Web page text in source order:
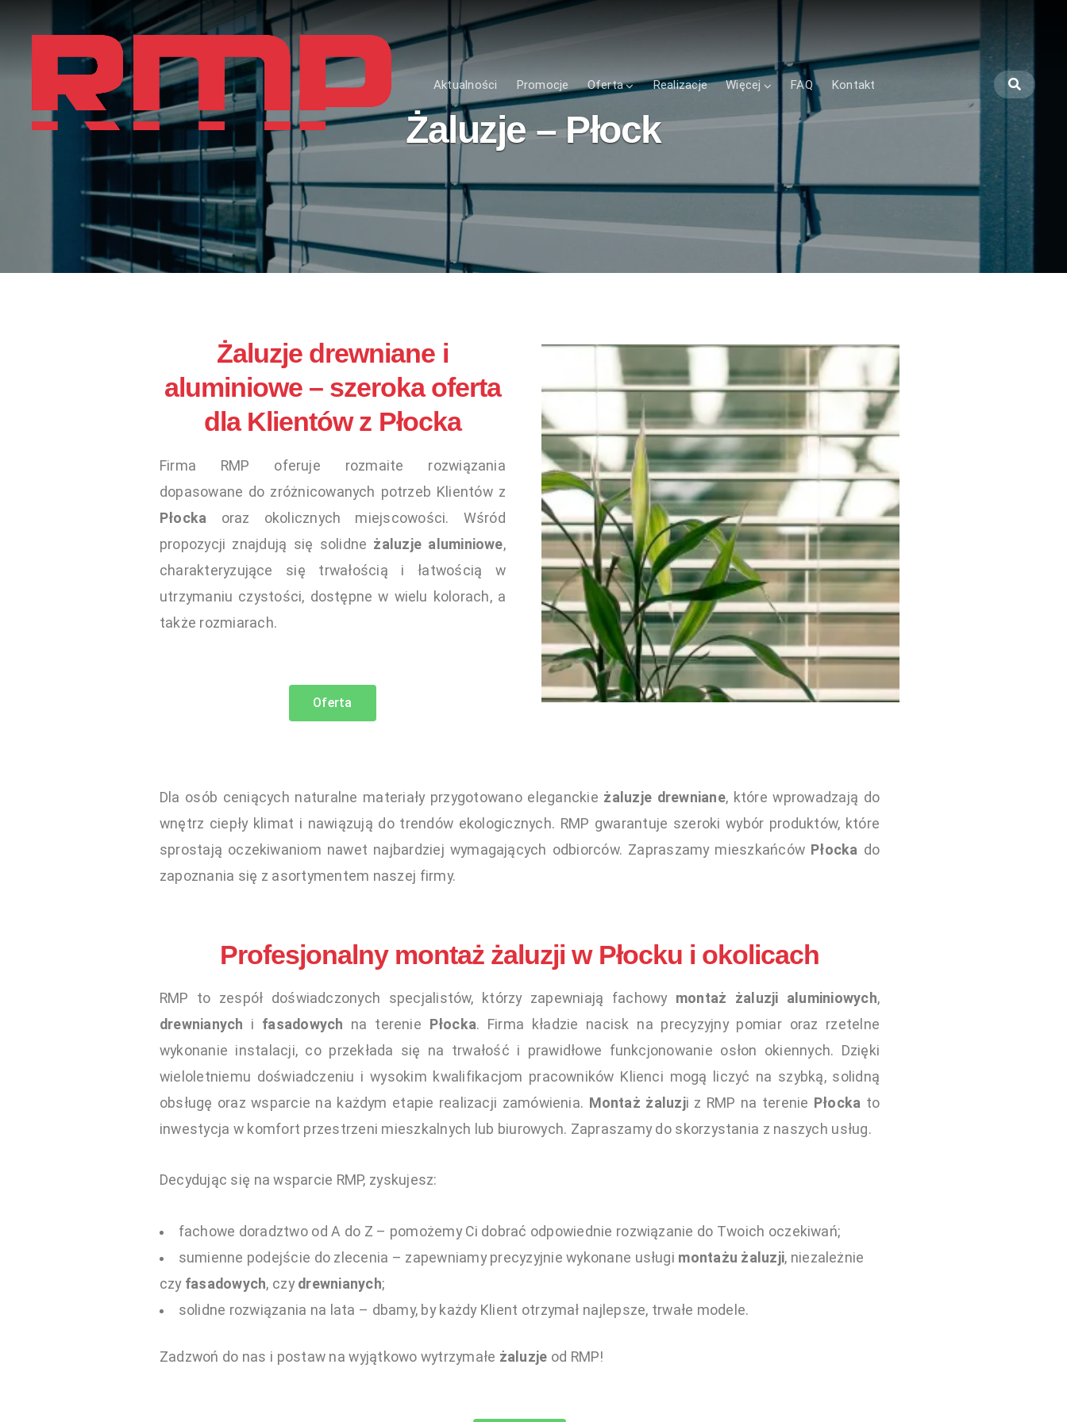
Aktualności Promocje Oferta Realizacje Więcej FAQ Kontakt
Żaluzje – Płock
Żaluzje drewniane i
aluminiowe – szeroka oferta
dla Klientów z Płocka
Firma RMP oferuje rozmaite rozwiązania
dopasowane do zróżnicowanych potrzeb Klientów z
Płocka oraz okolicznych miejscowości. Wśród
propozycji znajdują się solidne żaluzje aluminiowe,
charakteryzujące się trwałością i łatwością w
utrzymaniu czystości, dostępne w wielu kolorach, a
także rozmiarach.
Oferta
Dla osób ceniących naturalne materiały przygotowano eleganckie żaluzje drewniane, które wprowadzają do
wnętrz ciepły klimat i nawiązują do trendów ekologicznych. RMP gwarantuje szeroki wybór produktów, które
sprostają oczekiwaniom nawet najbardziej wymagających odbiorców. Zapraszamy mieszkańców Płocka do
zapoznania się z asortymentem naszej firmy.
Profesjonalny montaż żaluzji w Płocku i okolicach
RMP to zespół doświadczonych specjalistów, którzy zapewniają fachowy montaż żaluzji aluminiowych,
drewnianych i fasadowych na terenie Płocka. Firma kładzie nacisk na precyzyjny pomiar oraz rzetelne
wykonanie instalacji, co przekłada się na trwałość i prawidłowe funkcjonowanie osłon okiennych. Dzięki
wieloletniemu doświadczeniu i wysokim kwalifikacjom pracowników Klienci mogą liczyć na szybką, solidną
obsługę oraz wsparcie na każdym etapie realizacji zamówienia. Montaż żaluzji z RMP na terenie Płocka to
inwestycja w komfort przestrzeni mieszkalnych lub biurowych. Zapraszamy do skorzystania z naszych usług.
Decydując się na wsparcie RMP, zyskujesz:
fachowe doradztwo od A do Z – pomożemy Ci dobrać odpowiednie rozwiązanie do Twoich oczekiwań;
sumienne podejście do zlecenia – zapewniamy precyzyjnie wykonane usługi montażu żaluzji, niezależnie
czy fasadowych, czy drewnianych;
solidne rozwiązania na lata – dbamy, by każdy Klient otrzymał najlepsze, trwałe modele.
Zadzwoń do nas i postaw na wyjątkowo wytrzymałe żaluzje od RMP!